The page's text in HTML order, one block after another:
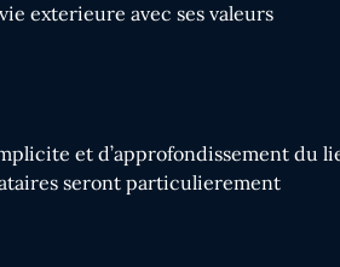
exterieure avec ses valeurs
et d’approfondissement du
seront particulierement